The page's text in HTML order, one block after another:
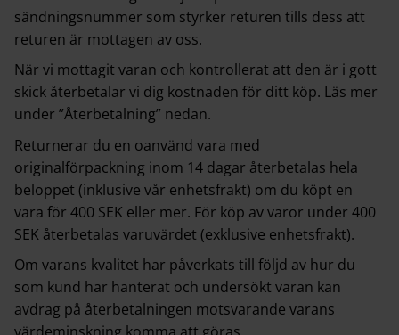
sändningsnummer som styrker returen tills dess att
returen är mottagen av oss.
När vi mottagit varan och kontrollerat att den är i gott
skick återbetalar vi dig kostnaden för ditt köp. Läs mer
under ”Återbetalning” nedan.
Returnerar du en oanvänd vara med
originalförpackning inom 14 dagar återbetalas hela
beloppet (inklusive vår enhetsfrakt) om du köpt en
vara för 400 SEK eller mer. För köp av varor under 400
SEK återbetalas varuvärdet (exklusive enhetsfrakt).
Om varans kvalitet har påverkats till följd av hur du
som kund har hanterat och undersökt varan kan
avdrag på återbetalningen motsvarande varans